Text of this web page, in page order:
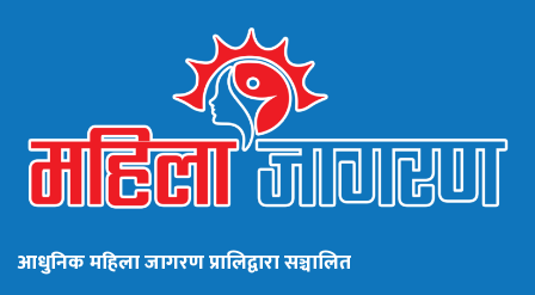
आधुनिक महिला जागरण प्रालिद्वारा सञ्चालित